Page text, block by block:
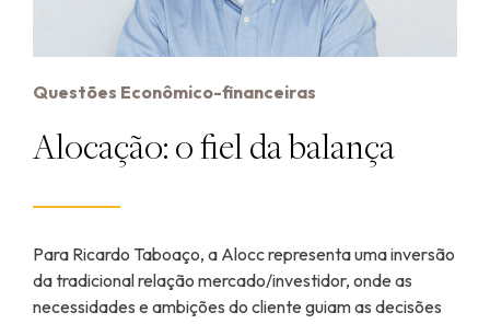
Questões Econômico-financeiras
Alocação: o fiel da balança
Para Ricardo Taboaço, a Alocc representa uma inversão
da tradicional relação mercado/investidor, onde as
necessidades e ambições do cliente guiam as decisões